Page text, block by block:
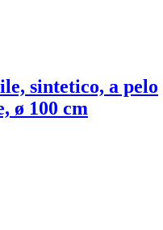
sintetico, a pelo
ø 100 cm